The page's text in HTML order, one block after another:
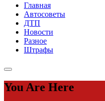
Главная
Автосоветы
ДТП
Новости
Разное
Штрафы
You Are Here